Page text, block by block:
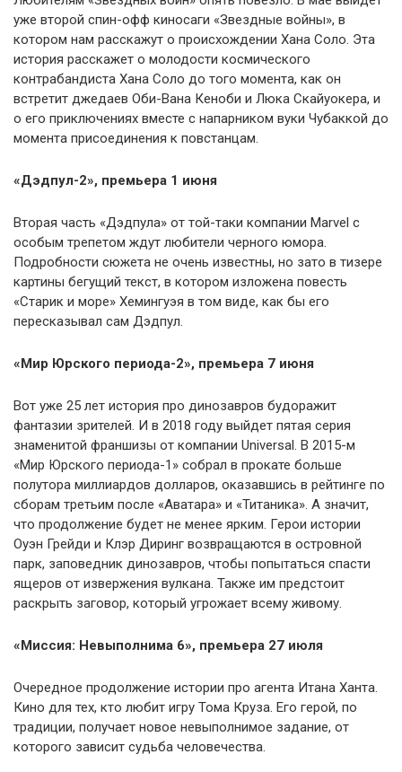
уже второй спин-офф киносаги «Звездные войны», в
котором нам расскажут о происхождении Хана Соло. Эта
история расскажет о молодости космического
контрабандиста Хана Соло до того момента, как он
встретит джедаев Оби-Вана Кеноби и Люка Скайуокера, и
о его приключениях вместе с напарником вуки Чубаккой до
момента присоединения к повстанцам.
«Дэдпул-2», премьера 1 июня
Вторая часть «Дэдпула» от той-таки компании Marvel с
особым трепетом ждут любители черного юмора.
Подробности сюжета не очень известны, но зато в тизере
картины бегущий текст, в котором изложена повесть
«Старик и море» Хемингуэя в том виде, как бы его
пересказывал сам Дэдпул.
«Мир Юрского периода-2», премьера 7 июня
Вот уже 25 лет история про динозавров будоражит
фантазии зрителей. И в 2018 году выйдет пятая серия
знаменитой франшизы от компании Universal. В 2015-м
«Мир Юрского периода-1» собрал в прокате больше
полутора миллиардов долларов, оказавшись в рейтинге по
сборам третьим после «Аватара» и «Титаника». А значит,
что продолжение будет не менее ярким. Герои истории
Оуэн Грейди и Клэр Диринг возвращаются в островной
парк, заповедник динозавров, чтобы попытаться спасти
ящеров от извержения вулкана. Также им предстоит
раскрыть заговор, который угрожает всему живому.
«Миссия: Невыполнима 6», премьера 27 июля
Очередное продолжение истории про агента Итана Ханта.
Кино для тех, кто любит игру Тома Круза. Его герой, по
традиции, получает новое невыполнимое задание, от
которого зависит судьба человечества.